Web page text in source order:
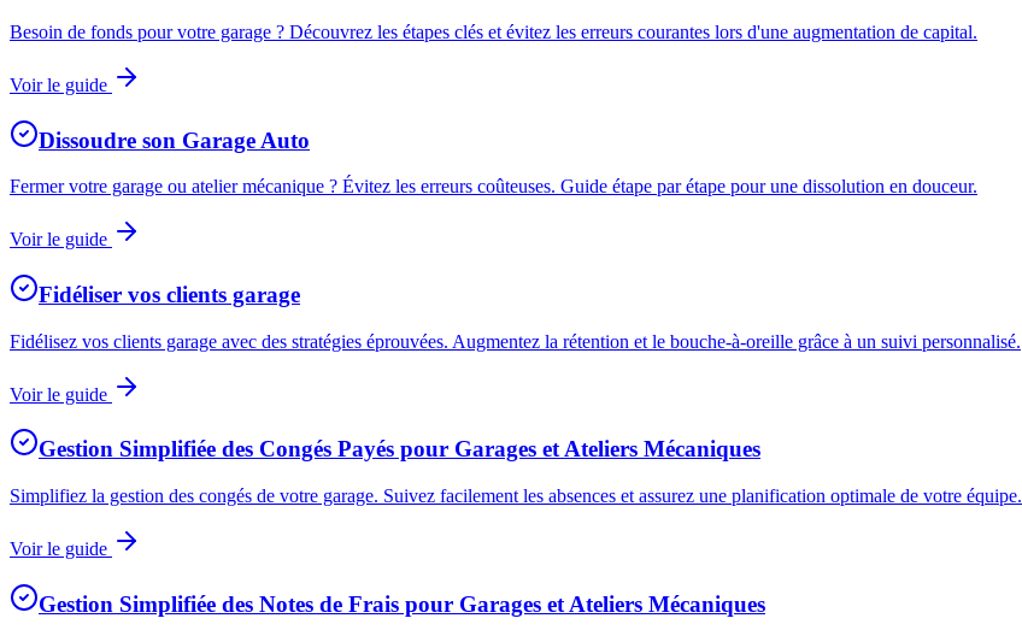
Besoin de fonds pour votre garage ? Découvrez les étapes clés et évitez les erreurs courantes lors d'une augmentation de capital.
Voir le guide
Dissoudre son Garage Auto
Fermer votre garage ou atelier mécanique ? Évitez les erreurs coûteuses. Guide étape par étape pour une dissolution en douceur.
Voir le guide
Fidéliser vos clients garage
Fidélisez vos clients garage avec des stratégies éprouvées. Augmentez la rétention et le bouche-à-oreille grâce à un suivi personnalisé.
Voir le guide
Gestion Simplifiée des Congés Payés pour Garages et Ateliers Mécaniques
Simplifiez la gestion des congés de votre garage. Suivez facilement les absences et assurez une planification optimale de votre équipe.
Voir le guide
Gestion Simplifiée des Notes de Frais pour Garages et Ateliers Mécaniques